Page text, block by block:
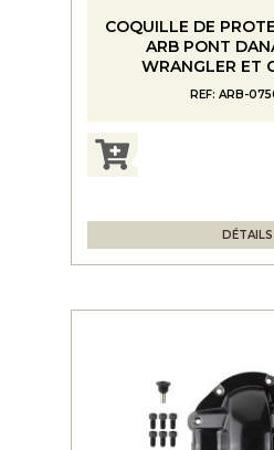
COQUILLE DE
ARB PONT
WRANGLER ET
REF: ARB-
DÉTAILS